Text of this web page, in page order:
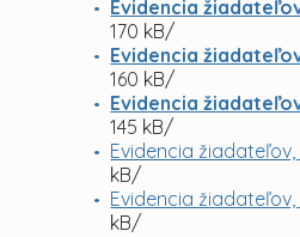
Evidencia
170 kB/
Evidencia
160 kB/
Evidencia
145 kB/
Evidencia
kB/
Evidencia
kB/